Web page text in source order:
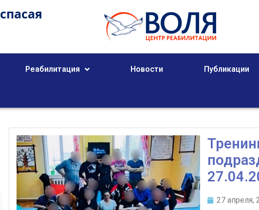
спасая
Реабилитация Новости Публикации
27 апреля,